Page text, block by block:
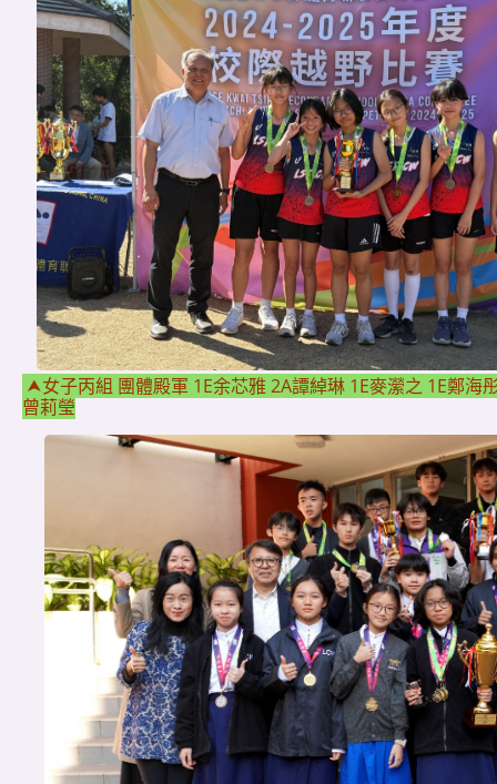
⮝女子丙組 團體殿軍 1E余芯雅 2A譚綽琳 1E麥瀠之 1E鄭海
曾莉瑩